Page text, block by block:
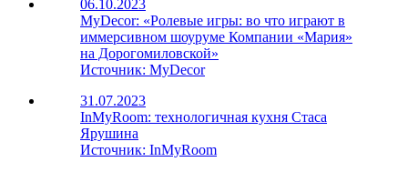
06.10.2023
MyDecor: «Ролевые игры: во что играют в
иммерсивном шоуруме Компании «Мария»
на Дорогомиловской»
Источник: MyDecor
31.07.2023
InMyRoom: технологичная кухня Стаса
Ярушина
Источник: InMyRoom